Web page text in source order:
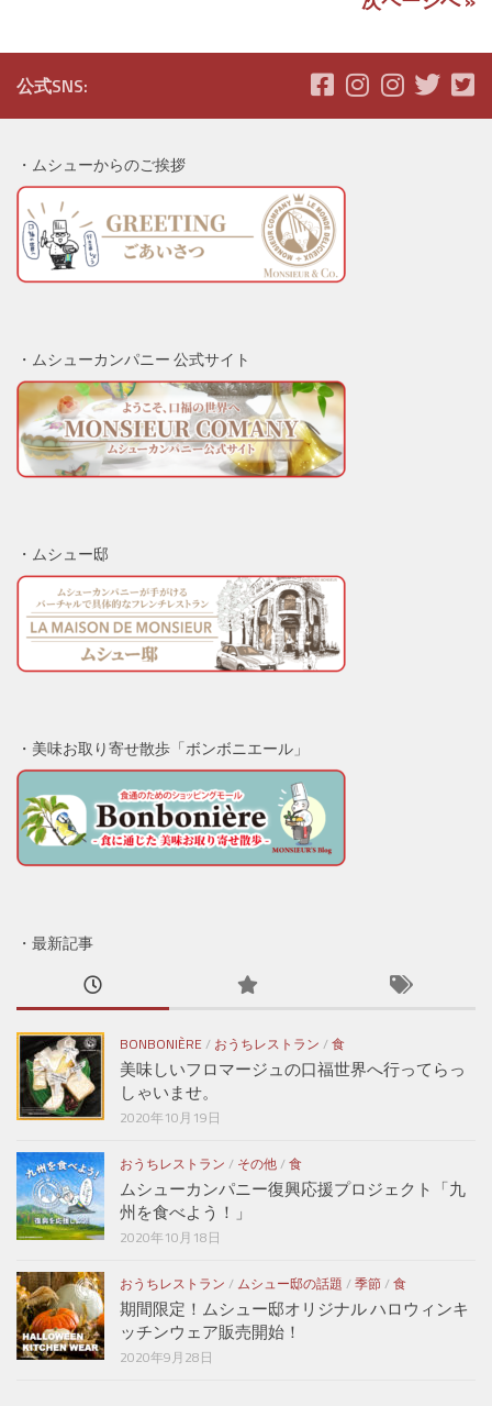
公式SNS:
・ムシューからのご挨拶
・ムシューカンパニー 公式サイト
・ムシュー邸
・美味お取り寄せ散歩「ボンボニエール」
・最新記事
BONBONIÈRE/ おうちレストラン /食
美味しいフロマージュの口福世界へ行ってらっ
しゃいませ。
2020年10月19日
おうちレストラン / その他/食
ムシューカンパニー復興応援プロジェクト「九
州を食べよう！」
2020年10月18日
おうちレストラン /ムシュー邸の話題 /季節/食
期間限定！ムシュー邸オリジナル ハロウィンキ
ッチンウェア販売開始！
2020年9月28日